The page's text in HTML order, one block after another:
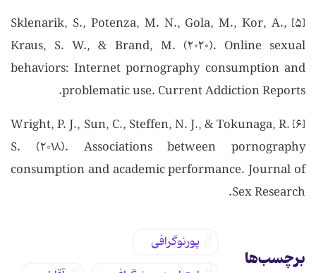
[۵] Sklenarik, S., Potenza, M. N., Gola, M., Kor, A.,
Kraus, S. W., & Brand, M. (۲۰۲۰). Online sexual
behaviors: Internet pornography consumption and
problematic use. Current Addiction Reports.
[۶] Wright, P. J., Sun, C., Steffen, N. J., & Tokunaga, R.
S. (۲۰۱۸). Associations between pornography
consumption and academic performance. Journal of
Sex Research.
برچسب‌ها
پورنوگرافی